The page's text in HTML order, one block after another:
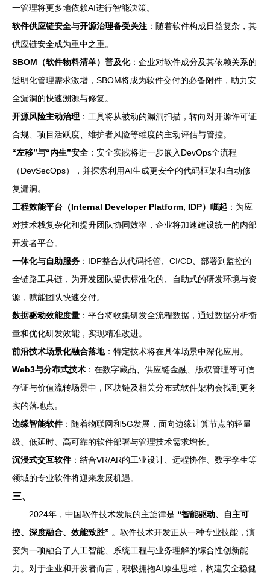
一管理将更多地依赖AI进行智能决策。
软件供应链安全与开源治理备受关注 ：随着软件构成日益复杂，其
供应链安全成为重中之重。
SBOM（软件物料清单）普及化：企业对软件成分及其依赖关系的
透明化管理需求激增，SBOM将成为软件交付的必备附件，助力安
全漏洞的快速溯源与修复。
开源风险主动治理 ：工具将从被动的漏洞扫描，转向对开源许可证
合规、项目活跃度、维护者风险等维度的主动评估与管控。
“左移”与“内生”安全 ：安全实践将进一步嵌入DevOps全流程
（DevSecOps），并探索利用AI生成更安全的代码框架和自动修
复漏洞。
工程效能平台（Internal Developer Platform, IDP）崛起 ：为应
对技术栈复杂化和提升团队协同效率，企业将加速建设统一的内部
开发者平台。
一体化与自助服务 ：IDP整合从代码托管、CI/CD、部署到监控的
全链路工具链，为开发团队提供标准化的、自助式的研发环境与资
源，赋能团队快速交付。
数据驱动效能度量 ：平台将收集研发全流程数据，通过数据分析衡
量和优化研发效能，实现精准改进。
前沿技术场景化融合落地：特定技术将在具体场景中深化应用。
Web3与分布式技术 ：在数字藏品、供应链金融、版权管理等可信
存证与价值流转场景中，区块链及相关分布式软件架构会找到更务
实的落地点。
边缘智能软件：随着物联网和5G发展，面向边缘计算节点的轻量
级、低延时、高可靠的软件部署与管理技术需求增长。
沉浸式交互软件：结合VR/AR的工业设计、远程协作、数字孪生等
领域的专业软件将迎来发展机遇。
三、
2024年，中国软件技术发展的主旋律是 “智能驱动、自主可
控、深度融合、效能致胜” 。软件技术开发正从一种专业技能，演
变为一项融合了人工智能、系统工程与业务理解的综合性创新能
力。对于企业和开发者而言，积极拥抱AI原生思维，构建安全稳健